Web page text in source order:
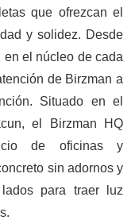
que ofrezcan el
y solidez. Desde
en el núcleo de cada
de Birzman a
Situado en el
el Birzman HQ
de oficinas y
sin adornos y
para traer luz